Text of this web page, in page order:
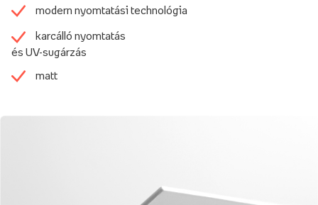
modern nyomtatási technológia
karcálló nyomtatás
és UV-sugárzás
matt